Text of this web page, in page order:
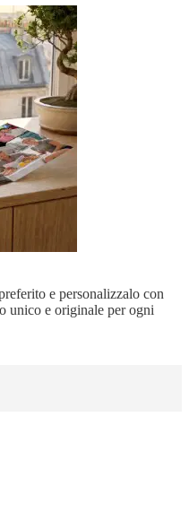
e personalizzalo con
unico e originale per ogni